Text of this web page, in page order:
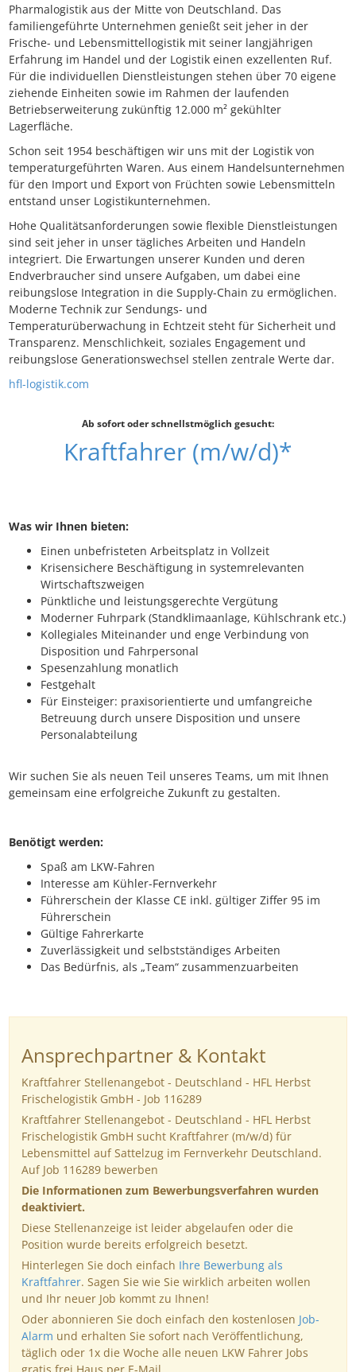
Pharmalogistik aus der Mitte von Deutschland. Das
familiengeführte Unternehmen genießt seit jeher in der
Frische- und Lebensmittellogistik mit seiner langjährigen
Erfahrung im Handel und der Logistik einen exzellenten Ruf.
Für die individuellen Dienstleistungen stehen über 70 eigene
ziehende Einheiten sowie im Rahmen der laufenden
Betriebserweiterung zukünftig 12.000 m² gekühlter
Lagerfläche.
Schon seit 1954 beschäftigen wir uns mit der Logistik von
temperaturgeführten Waren. Aus einem Handelsunternehmen
für den Import und Export von Früchten sowie Lebensmitteln
entstand unser Logistikunternehmen.
Hohe Qualitätsanforderungen sowie flexible Dienstleistungen
sind seit jeher in unser tägliches Arbeiten und Handeln
integriert. Die Erwartungen unserer Kunden und deren
Endverbraucher sind unsere Aufgaben, um dabei eine
reibungslose Integration in die Supply-Chain zu ermöglichen.
Moderne Technik zur Sendungs- und
Temperaturüberwachung in Echtzeit steht für Sicherheit und
Transparenz. Menschlichkeit, soziales Engagement und
reibungslose Generationswechsel stellen zentrale Werte dar.
hfl-logistik.com
Ab sofort oder schnellstmöglich gesucht:
Kraftfahrer (m/w/d)*
Was wir Ihnen bieten:
Einen unbefristeten Arbeitsplatz in Vollzeit
Krisensichere Beschäftigung in systemrelevanten
Wirtschaftszweigen
Pünktliche und leistungsgerechte Vergütung
Moderner Fuhrpark (Standklimaanlage, Kühlschrank etc.)
Kollegiales Miteinander und enge Verbindung von
Disposition und Fahrpersonal
Spesenzahlung monatlich
Festgehalt
Für Einsteiger: praxisorientierte und umfangreiche
Betreuung durch unsere Disposition und unsere
Personalabteilung
Wir suchen Sie als neuen Teil unseres Teams, um mit Ihnen
gemeinsam eine erfolgreiche Zukunft zu gestalten.
Benötigt werden:
Spaß am LKW-Fahren
Interesse am Kühler-Fernverkehr
Führerschein der Klasse CE inkl. gültiger Ziffer 95 im
Führerschein
Gültige Fahrerkarte
Zuverlässigkeit und selbstständiges Arbeiten
Das Bedürfnis, als „Team“ zusammenzuarbeiten
Ansprechpartner & Kontakt
Kraftfahrer Stellenangebot - Deutschland - HFL Herbst
Frischelogistik GmbH - Job 116289
Kraftfahrer Stellenangebot - Deutschland - HFL Herbst
Frischelogistik GmbH sucht Kraftfahrer (m/w/d) für
Lebensmittel auf Sattelzug im Fernverkehr Deutschland.
Auf Job 116289 bewerben
Die Informationen zum Bewerbungsverfahren wurden
deaktiviert.
Diese Stellenanzeige ist leider abgelaufen oder die
Position wurde bereits erfolgreich besetzt.
Hinterlegen Sie doch einfach Ihre Bewerbung als
Kraftfahrer. Sagen Sie wie Sie wirklich arbeiten wollen
und Ihr neuer Job kommt zu Ihnen!
Oder abonnieren Sie doch einfach den kostenlosen Job-
Alarm und erhalten Sie sofort nach Veröffentlichung,
täglich oder 1x die Woche alle neuen LKW Fahrer Jobs